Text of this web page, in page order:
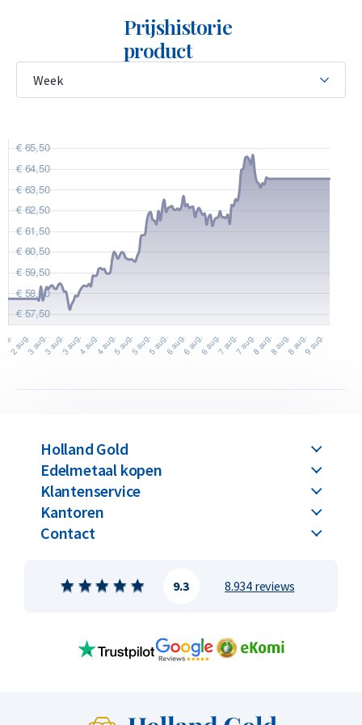
terugkoopgarantie op deze munt. Ook munten die u niet bij
ons hebt gekocht kopen wij in. Onder het kopje ‘verkopen aan
ons’ op onze website kunt u zien wat wij voor de munt
betalen.
Prijshistorie
product
Holland Gold
Edelmetaal kopen
Klantenservice
Kantoren
Contact
8.934 reviews
9.3